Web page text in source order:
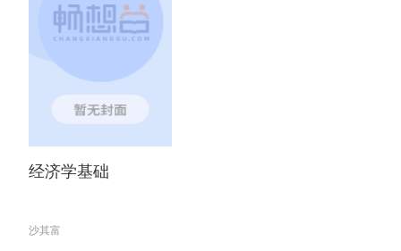
经济学基础
沙其富